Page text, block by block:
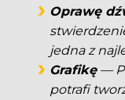
Oprawę
jedna z
Grafikę—
potrafi